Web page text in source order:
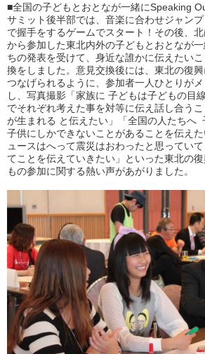
■全国の子どもとおとなが一緒にSpeaking
サミット後半部では、音楽に合わせジャン
で握手をするゲームでスタート！その後、
から参加した東北内外の子どもとおとなが
ちの発表を受けて、身近な誰かに伝えたい
換をしました。意見交換後には、東北の復
つなげられるように、参加者一人ひとりが
し、写真撮影「家族に 子どもは子どもの目
でそれぞれ考えた事を対等に伝え話し合う
が生まれる と伝えたい」「全国の人たちへ
子供にしかできないことがあることを伝え
ュースはへって震災はおわったと思ってい
てことを伝えていきたい」といった東北の
もの参加に関する熱い声があがりました。